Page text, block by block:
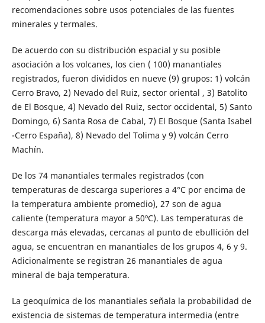
recomendaciones sobre usos potenciales de las fuentes
minerales y termales.
De acuerdo con su distribución espacial y su posible
asociación a los volcanes, los cien ( 100) manantiales
registrados, fueron divididos en nueve (9) grupos: 1) volcán
Cerro Bravo, 2) Nevado del Ruiz, sector oriental , 3) Batolito
de El Bosque, 4) Nevado del Ruiz, sector occidental, 5) Santo
Domingo, 6) Santa Rosa de Cabal, 7) El Bosque (Santa Isabel
-Cerro España), 8) Nevado del Tolima y 9) volcán Cerro
Machín.
De los 74 manantiales termales registrados (con
temperaturas de descarga superiores a 4°C por encima de
la temperatura ambiente promedio), 27 son de agua
caliente (temperatura mayor a 50ºC). Las temperaturas de
descarga más elevadas, cercanas al punto de ebullición del
agua, se encuentran en manantiales de los grupos 4, 6 y 9.
Adicionalmente se registran 26 manantiales de agua
mineral de baja temperatura.
La geoquímica de los manantiales señala la probabilidad de
existencia de sistemas de temperatura intermedia (entre